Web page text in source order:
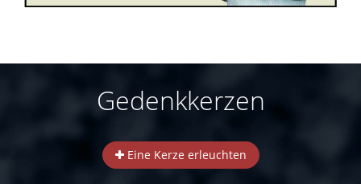
Gedenkkerzen
Eine Kerze erleuchten